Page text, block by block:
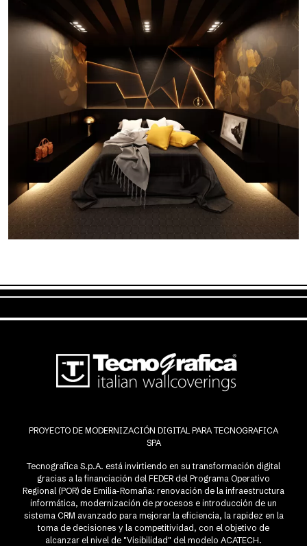
PROYECTO DE MODERNIZACIÓN DIGITAL PARA TECNOGRAFICA
SPA
Tecnografica S.p.A. está invirtiendo en su transformación digital
gracias a la financiación del FEDER del Programa Operativo
Regional (POR) de Emilia-Romaña: renovación de la infraestructura
informática, modernización de procesos e introducción de un
sistema CRM avanzado para mejorar la eficiencia, la rapidez en la
toma de decisiones y la competitividad, con el objetivo de
alcanzar el nivel de "Visibilidad" del modelo ACATECH.